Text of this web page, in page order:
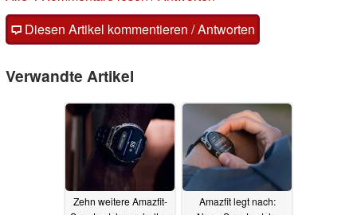
Diesen Artikel kommentieren / Antworten
Verwandte Artikel
Zehn weitere Amazfit-
Amazfit legt nach: